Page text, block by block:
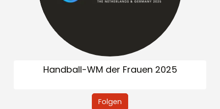
Handball-WM der Frauen 2025
Folgen